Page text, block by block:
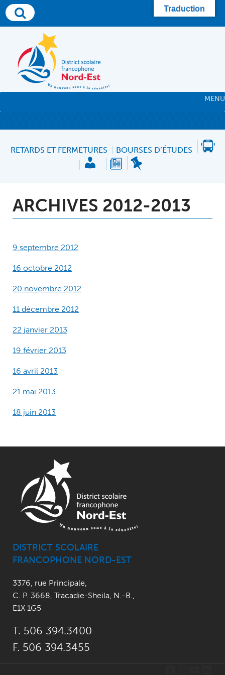
Skip
to
content
MENU
RETARDS ET FERMETURES BOURSES D’ÉTUDES
ARCHIVES 2012-2013
9 septembre 2012
16 octobre 2012
20 novembre 2012
11 décembre 2012
22 janvier 2013
19 février 2013
16 avril 2013
21 mai 2013
18 juin 2013
DISTRICT SCOLAIRE
FRANCOPHONE NORD-EST
3376, rue Principale,
C. P. 3668, Tracadie-Sheila, N.-B.,
E1X 1G5
T. 506 394.3400
F. 506 394.3455
Traduction